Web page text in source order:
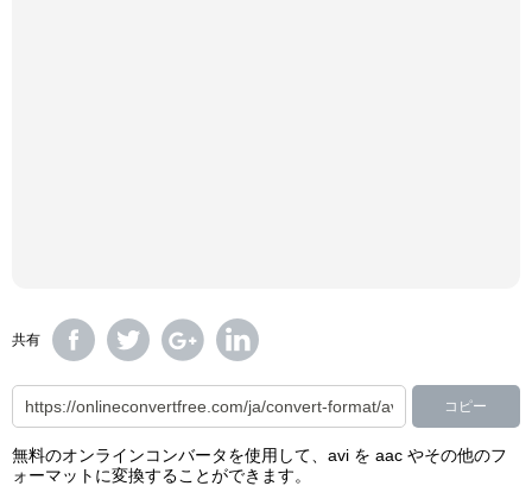
共有
コピー
無料のオンラインコンバータを使用して、avi を aac やその他のフ
ォーマットに変換することができます。